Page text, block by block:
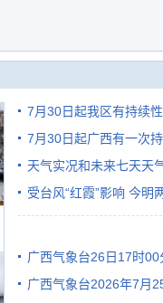
7月30日起我区有持续
7月30日起广西有一次
天气实况和未来七天天
受台风“红霞”影响 今明
广西气象台26日17时
广西气象台2026年7月